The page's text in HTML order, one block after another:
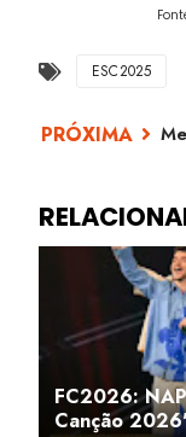
ESC2025
FC2026:
Canção